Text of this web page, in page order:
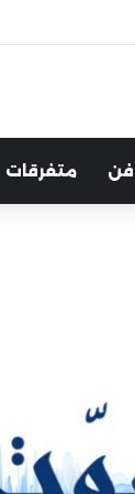
عنه هو الأساس
فن متفرقات